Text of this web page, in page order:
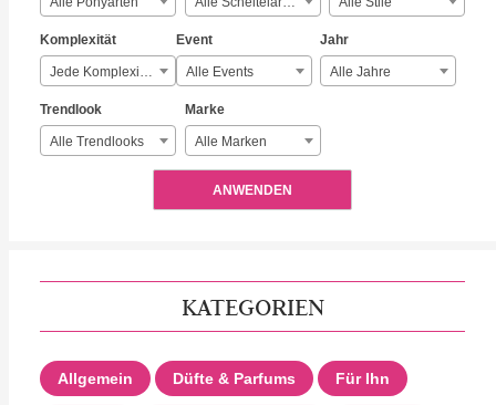
Komplexität
Jede Komplexität
Event
Alle Events
Jahr
Alle Jahre
Trendlook
Alle Trendlooks
Marke
Alle Marken
ANWENDEN
KATEGORIEN
Allgemein Düfte & Parfums Für Ihn